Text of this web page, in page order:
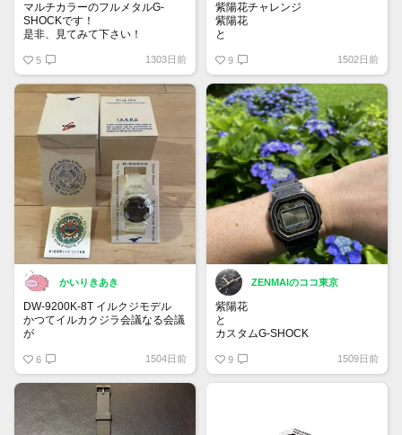
マルチカラーのフルメタルG-
SHOCKです！
是非、見てみて下さい！
5 1303日前
紫陽花チャレンジ
紫陽花
と
#GSHOCK
#UNITEDARROWS
#ユナイテッドアローズ
#AWG500UAJ .
9 1502日前
かいりきあき
DW-9200K-8T イルクジモデル
かつてイルカクジラ会議なる会議
が
たが思ったよりイルカクジラ要素
は無いです
6 1504日前
ZENMAIのココ東京
紫陽花
と
カスタムG-SHOCK
休日はG-SHOCKばかり
9 1509日前